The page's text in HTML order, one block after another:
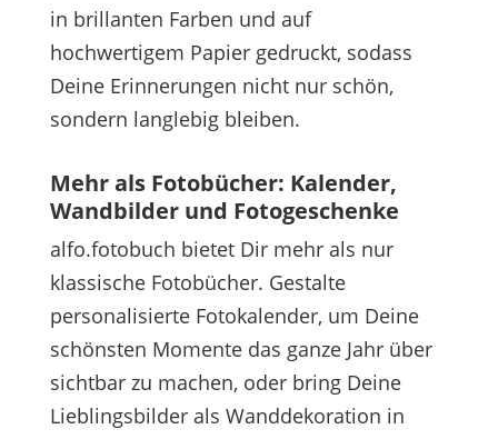
in brillanten Farben und auf
hochwertigem Papier gedruckt, sodass
Deine Erinnerungen nicht nur schön,
sondern langlebig bleiben.
Mehr als Fotobücher: Kalender,
Wandbilder und Fotogeschenke
alfo.fotobuch bietet Dir mehr als nur
klassische Fotobücher. Gestalte
personalisierte Fotokalender, um Deine
schönsten Momente das ganze Jahr über
sichtbar zu machen, oder bring Deine
Lieblingsbilder als Wanddekoration in